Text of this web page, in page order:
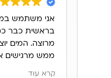
אני משתמש
בראשית כבר
מרוצה. המים
ממש מרגישים
קרא עוד